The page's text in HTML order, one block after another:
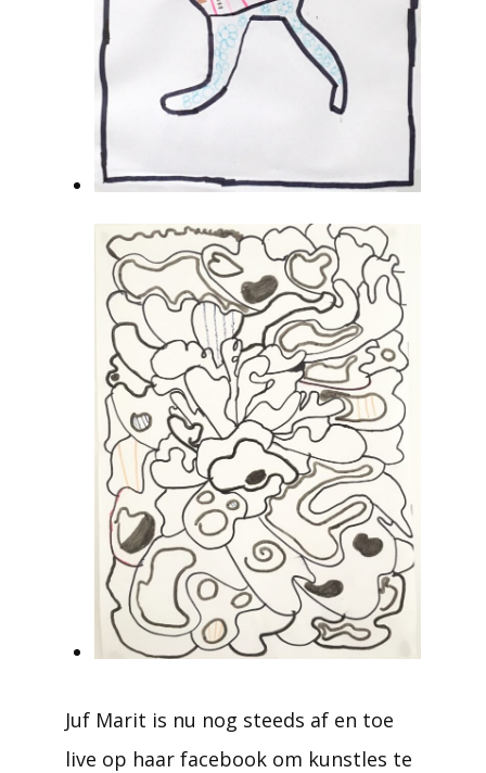
Juf Marit is nu nog steeds af en toe
live op haar facebook om kunstles te